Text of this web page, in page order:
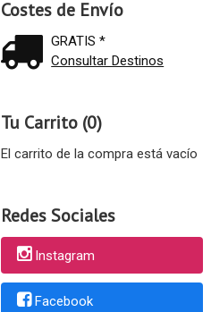
Costes de Envío
GRATIS *
Consultar Destinos
Tu Carrito (0)
El carrito de la compra está vacío
Redes Sociales
Instagram
Facebook